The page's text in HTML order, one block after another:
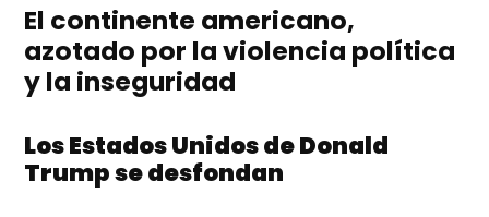
El continente americano,
azotado por la violencia política
y la inseguridad
Los Estados Unidos de Donald
Trump se desfondan